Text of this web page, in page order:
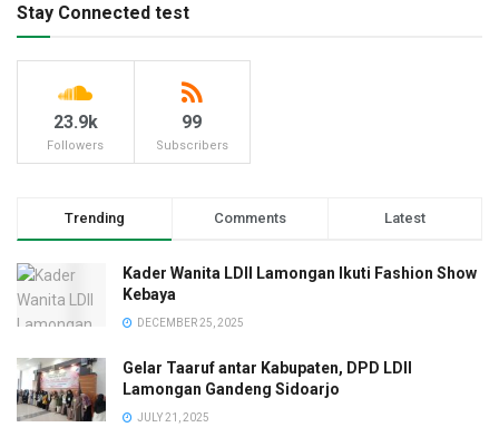
Stay Connected test
23.9k
Followers
99
Subscribers
Trending Comments Latest
Kader Wanita LDII Lamongan Ikuti Fashion Show
Kebaya
DECEMBER 25, 2025
Gelar Taaruf antar Kabupaten, DPD LDII
Lamongan Gandeng Sidoarjo
JULY 21, 2025